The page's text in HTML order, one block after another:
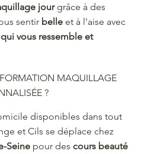
jourgrâce à des
sentir belleet à l'aise avec
vous ressemble et
FORMATION MAQUILLAGE
?
disponibles dans tout
et Cils se déplace chez
Seine pour des cours beauté